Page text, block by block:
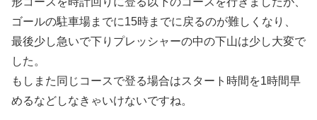
ゴールの駐車場までに15時までに戻るのが難しくなり、
最後少し急いで下りプレッシャーの中の下山は少し大変で
した。
もしまた同じコースで登る場合はスタート時間を1時間早
めるなどしなきゃいけないですね。